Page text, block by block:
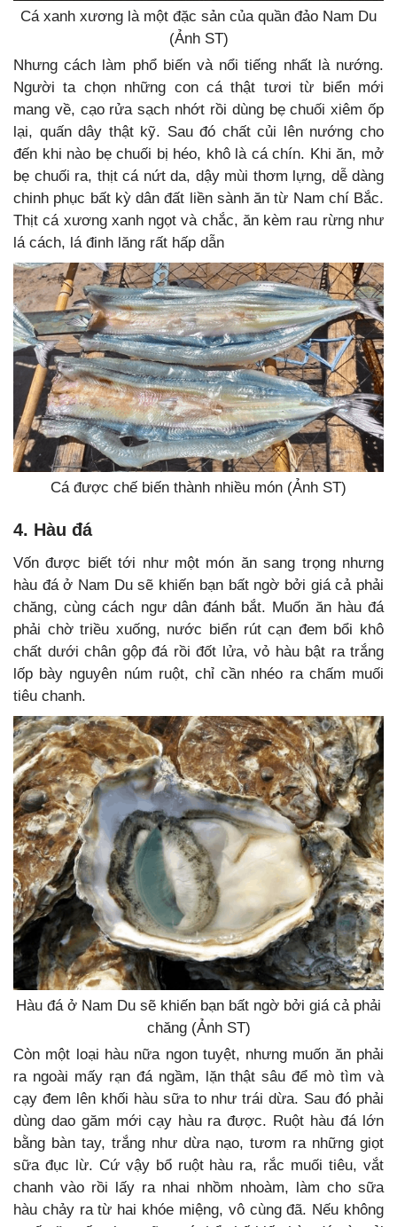
Cá xanh xương là một đặc sản của quần đảo Nam Du
(Ảnh ST)
Nhưng cách làm phổ biến và nổi tiếng nhất là nướng.
Người ta chọn những con cá thật tươi từ biển mới
mang về, cạo rửa sạch nhớt rồi dùng bẹ chuối xiêm ốp
lại, quấn dây thật kỹ. Sau đó chất củi lên nướng cho
đến khi nào bẹ chuối bị héo, khô là cá chín. Khi ăn, mở
bẹ chuối ra, thịt cá nứt da, dậy mùi thơm lựng, dễ dàng
chinh phục bất kỳ dân đất liền sành ăn từ Nam chí Bắc.
Thịt cá xương xanh ngọt và chắc, ăn kèm rau rừng như
lá cách, lá đinh lăng rất hấp dẫn
Cá được chế biến thành nhiều món (Ảnh ST)
4. Hàu đá
Vốn được biết tới như một món ăn sang trọng nhưng
hàu đá ở Nam Du sẽ khiến bạn bất ngờ bởi giá cả phải
chăng, cùng cách ngư dân đánh bắt. Muốn ăn hàu đá
phải chờ triều xuống, nước biển rút cạn đem bổi khô
chất dưới chân gộp đá rồi đốt lửa, vỏ hàu bật ra trắng
lốp bày nguyên núm ruột, chỉ cần nhéo ra chấm muối
tiêu chanh.
Hàu đá ở Nam Du sẽ khiến bạn bất ngờ bởi giá cả phải
chăng (Ảnh ST)
Còn một loại hàu nữa ngon tuyệt, nhưng muốn ăn phải
ra ngoài mấy rạn đá ngầm, lặn thật sâu để mò tìm và
cạy đem lên khối hàu sữa to như trái dừa. Sau đó phải
dùng dao găm mới cạy hàu ra được. Ruột hàu đá lớn
bằng bàn tay, trắng như dừa nạo, tươm ra những giọt
sữa đục lừ. Cứ vậy bổ ruột hàu ra, rắc muối tiêu, vắt
chanh vào rồi lấy ra nhai nhồm nhoàm, làm cho sữa
hàu chảy ra từ hai khóe miệng, vô cùng đã. Nếu không